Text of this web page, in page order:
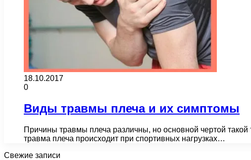
18.10.2017
0
Виды травмы плеча и их симптомы
Причины травмы плеча различны, но основной чертой
травма плеча происходит при спортивных нагрузках…
Свежие записи